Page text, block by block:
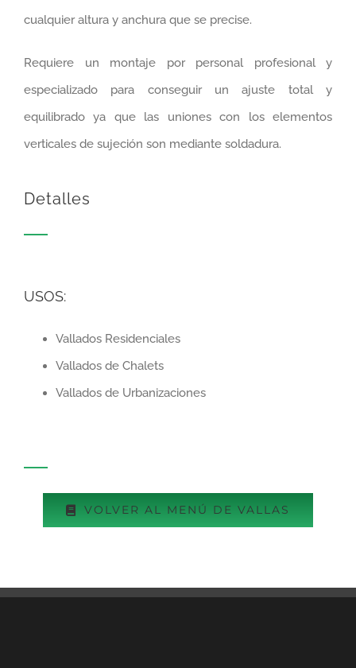
cualquier altura y anchura que se precise.
Requiere un montaje por personal profesional y
especializado para conseguir un ajuste total y
equilibrado ya que las uniones con los elementos
verticales de sujeción son mediante soldadura.
Detalles
USOS:
Vallados Residenciales
Vallados de Chalets
Vallados de Urbanizaciones
VOLVER AL MENÚ DE VALLAS